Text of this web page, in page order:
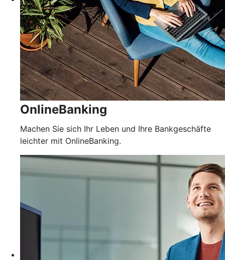
OnlineBanking
Machen Sie sich Ihr Leben und Ihre Bankgeschäfte
leichter mit OnlineBanking.